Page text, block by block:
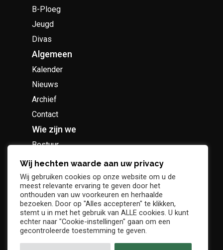
B-Ploeg
Jeugd
Divas
Algemeen
Kalender
Nieuws
Archief
Contact
Wie zijn we
Bestuur
Geschiedenis
Supportersclub
Socio Business Club
Wij hechten waarde aan uw privacy
Wij gebruiken cookies op onze website om u de
meest relevante ervaring te geven door het
onthouden van uw voorkeuren en herhaalde
bezoeken. Door op "Alles accepteren" te klikken,
stemt u in met het gebruik van ALLE cookies. U kunt
echter naar "Cookie-instellingen" gaan om een
gecontroleerde toestemming te geven.